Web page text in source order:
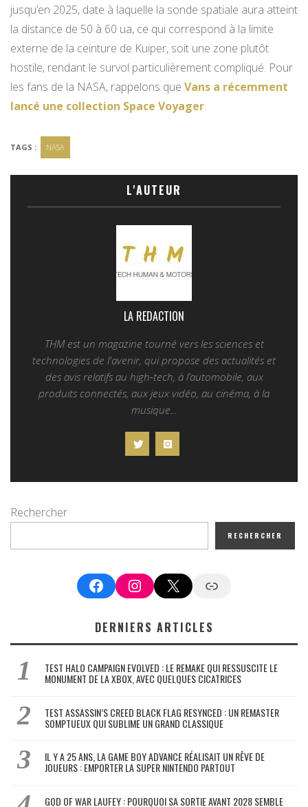
jusqu’en 2025, date à laquelle la sonde spatiale aura atteint
la distance de 50 à 60 ua, ce qui correspond à la limite
externe de la ceinture de Kuiper, soit une zone plutôt
hostile, rendant le survol particulièrement compliqué. Pour
les fans de la NASA, rappelons que Vans a récemment
lancé une collection Space Voyager.
TAGS : NASA
L'AUTEUR
LA REDACTION
THM est un magazine tourné vers les sciences et
technologies de l'avenir, qui propose des actualités et
des avis relatifs au high-tech, à l’automobile, aux
produits connectés, aux jeux vidéo, au cinéma, à la
musique...
Rechercher
RECHERCHER
FacebookInstagram
X Google News
DERNIERS ARTICLES
TEST HALO CAMPAIGN EVOLVED : LE REMAKE QUI RESSUSCITE LE
MONUMENT DE LA XBOX, AVEC QUELQUES CICATRICES
TEST ASSASSIN’S CREED BLACK FLAG RESYNCED : UN REMASTER
SOMPTUEUX QUI SUBLIME UN GRAND CLASSIQUE
IL Y A 25 ANS, LA GAME BOY ADVANCE RÉALISAIT UN RÊVE DE
JOUEURS : EMPORTER LA SUPER NINTENDO PARTOUT
GOD OF WAR LAUFEY : POURQUOI SA SORTIE AVANT 2028 SEMBLE